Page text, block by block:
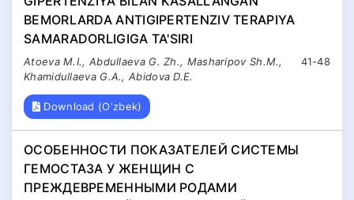
BEMORLARDA ANTIGIPERTENZIV TERAPIYA
SAMARADORLIGIGA TA'SIRI
41-48
Atoeva M.I., Abdullaeva G. Zh., Masharipov Sh.M.,
Khamidullaeva G.A., Abidova D.E.
Download (O'zbek)
ОСОБЕННОСТИ ПОКАЗАТЕЛЕЙ СИСТЕМЫ
ГЕМОСТАЗА У ЖЕНЩИН С
ПРЕЖДЕВРЕМЕННЫМИ РОДАМИ